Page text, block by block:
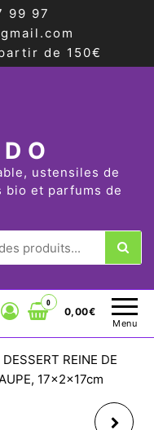
99 97
de 150€
ustensiles de
bio et parfums de
Menu
0
0,00€
REINE DE
17x2x17cm